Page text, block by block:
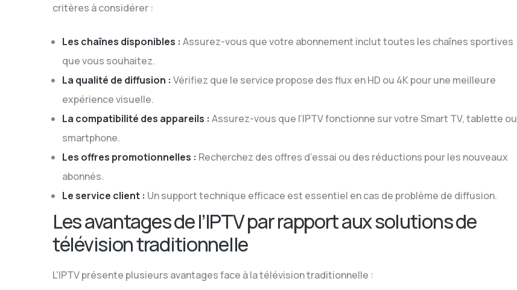
critères à considérer :
Les chaînes disponibles : Assurez-vous que votre abonnement inclut toutes les chaînes sportives
que vous souhaitez.
La qualité de diffusion : Vérifiez que le service propose des flux en HD ou 4K pour une meilleure
expérience visuelle.
La compatibilité des appareils : Assurez-vous que l’IPTV fonctionne sur votre Smart TV, tablette ou
smartphone.
Les offres promotionnelles : Recherchez des offres d’essai ou des réductions pour les nouveaux
abonnés.
Le service client : Un support technique efficace est essentiel en cas de problème de diffusion.
Les avantages de l’IPTV par rapport aux solutions de
télévision traditionnelle
L’IPTV présente plusieurs avantages face à la télévision traditionnelle :